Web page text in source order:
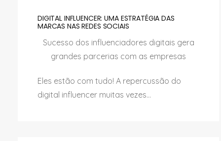
DIGITAL INFLUENCER: UMA ESTRATÉGIA DAS
MARCAS NAS REDES SOCIAIS
Sucesso dos influenciadores digitais gera
grandes parcerias com as empresas
Eles estão com tudo! A repercussão do
digital influencer muitas vezes...